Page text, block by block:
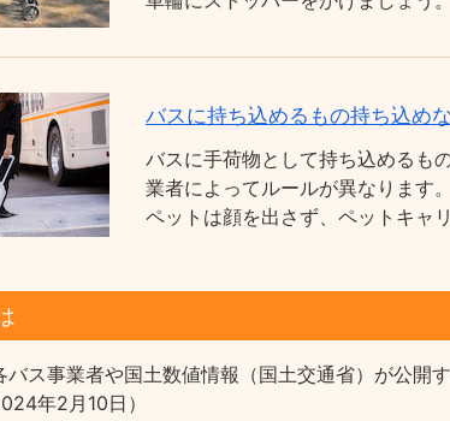
バスに持ち込めるもの持ち込め
バスに手荷物として持ち込めるも
業者によってルールが異なります。
ペットは顔を出さず、ペットキャ
ス事業者や国土数値情報（国土交通省）が公開
年2月10日）